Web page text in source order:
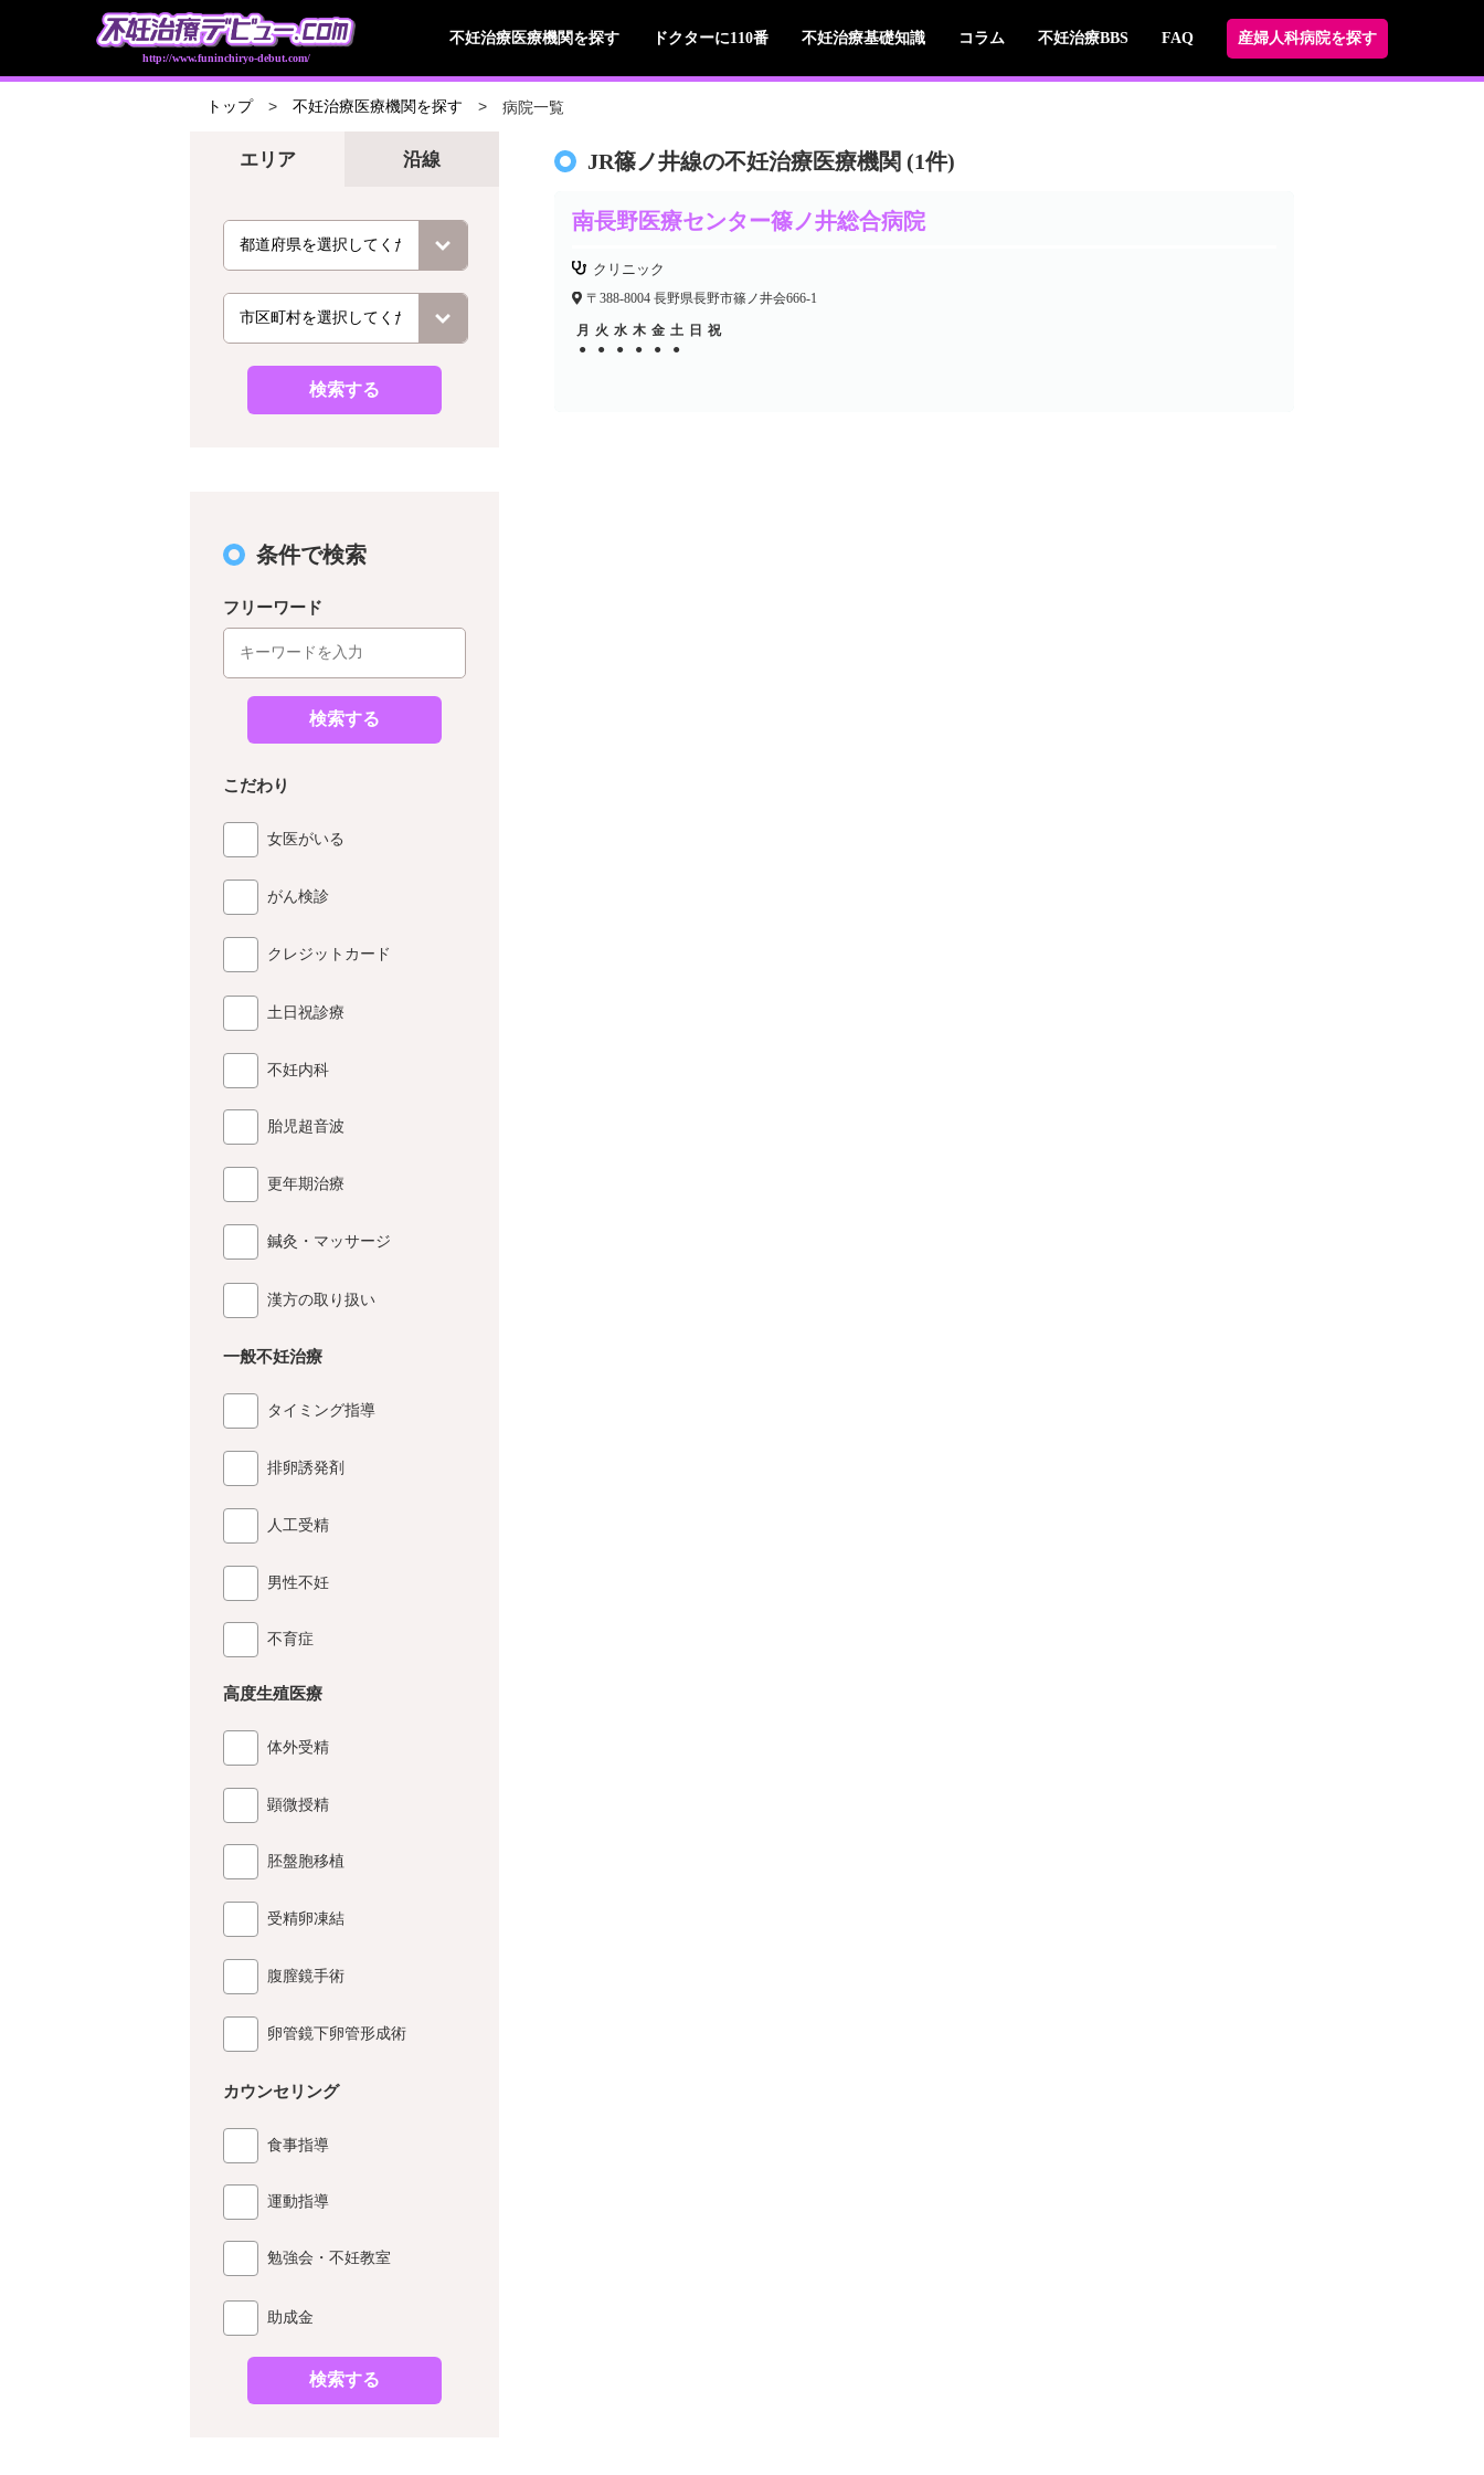
http://www.funinchiryo-debut.com/
不妊治療医療機関を探す ドクターに110番 不妊治療基礎知識 コラム 不妊治療BBS FAQ 産婦人科病院を探す
トップ 不妊治療医療機関を探す 病院一覧
エリア
検索する
沿線
条件で検索
フリーワード
検索する
こだわり
女医がいる
がん検診
クレジットカード
土日祝診療
不妊内科
胎児超音波
更年期治療
鍼灸・マッサージ
漢方の取り扱い
一般不妊治療
タイミング指導
排卵誘発剤
人工受精
男性不妊
不育症
高度生殖医療
体外受精
顕微授精
胚盤胞移植
受精卵凍結
腹膣鏡手術
卵管鏡下卵管形成術
カウンセリング
食事指導
運動指導
勉強会・不妊教室
助成金
検索する
JR篠ノ井線の不妊治療医療機関 (1件)
南長野医療センター篠ノ井総合病院
クリニック
〒388-8004 長野県長野市篠ノ井会666-1
月 火 水 木 金 土 日 祝
●
● ● ● ● ●